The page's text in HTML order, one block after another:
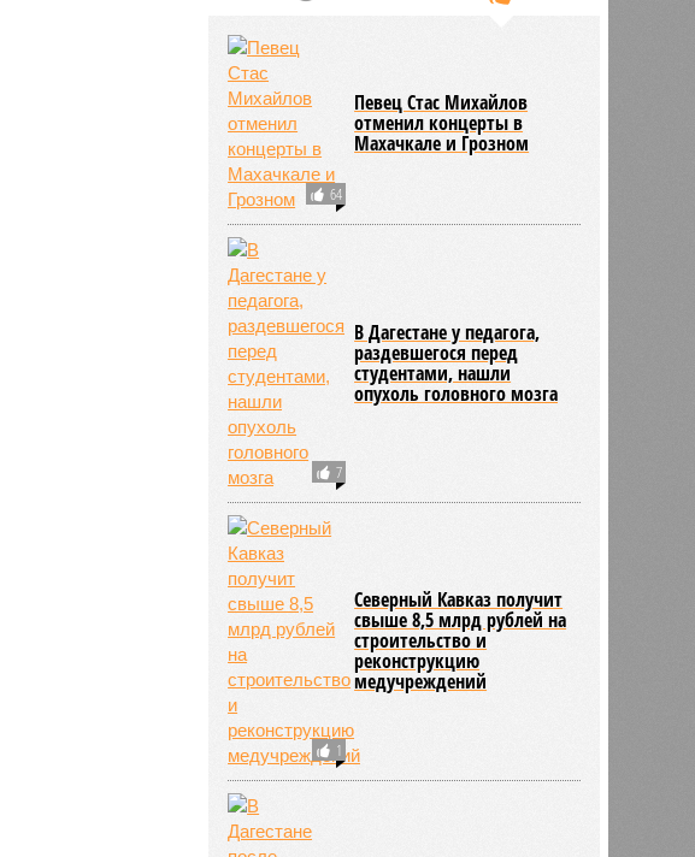
64
Певец Стас Михайлов
отменил концерты в
Махачкале и Грозном
7
В Дагестане у педагога,
раздевшегося перед
студентами, нашли
опухоль головного мозга
1
Северный Кавказ получит
свыше 8,5 млрд рублей на
строительство и
реконструкцию
медучреждений